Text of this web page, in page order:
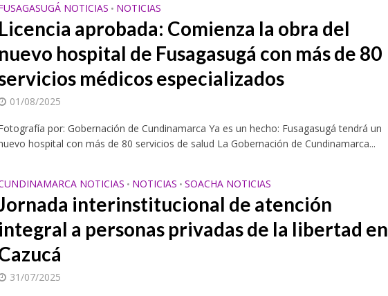
NOTICIAS • NOTICIAS
Licencia aprobada: Comienza la obra del
nuevo hospital de Fusagasugá con más de 80
médicos especializados
01/08/2025
por: Gobernación de Cundinamarca Ya es un hecho: Fusagasugá tendrá un
hospital con más de 80 servicios de salud La Gobernación de Cundinamarca...
NOTICIAS • NOTICIAS • SOACHA NOTICIAS
interinstitucional de atención
integral a personas privadas de la libertad en
31/07/2025